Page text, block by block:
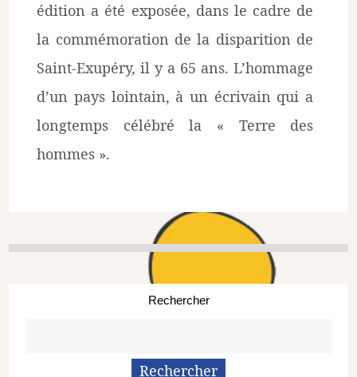
édition a été exposée, dans le cadre de
la commémoration de la disparition de
Saint-Exupéry, il y a 65 ans. L’hommage
d’un pays lointain, à un écrivain qui a
longtemps célébré la « Terre des
hommes ».
Rechercher